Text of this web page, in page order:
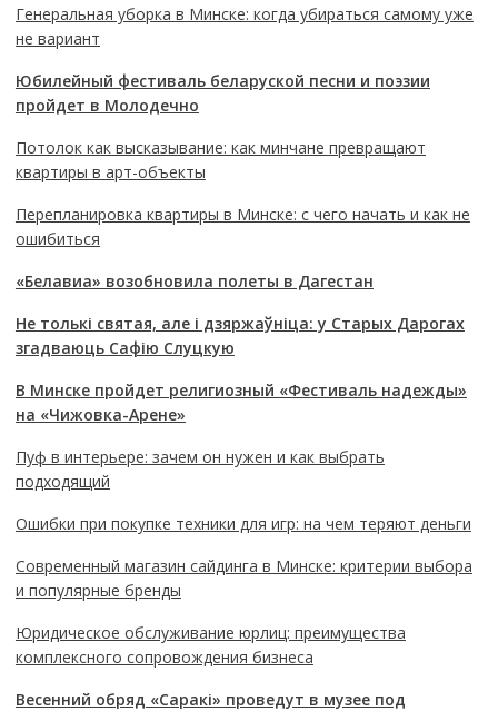
Генеральная уборка в Минске: когда убираться самому уже
не вариант
Юбилейный фестиваль беларуской песни и поэзии
пройдет в Молодечно
Потолок как высказывание: как минчане превращают
квартиры в арт-объекты
Перепланировка квартиры в Минске: с чего начать и как не
ошибиться
«Белавиа» возобновила полеты в Дагестан
Не толькі святая, але і дзяржаўніца: у Старых Дарогах
згадваюць Сафію Слуцкую
В Минске пройдет религиозный «Фестиваль надежды»
на «Чижовка-Арене»
Пуф в интерьере: зачем он нужен и как выбрать
подходящий
Ошибки при покупке техники для игр: на чем теряют деньги
Современный магазин сайдинга в Минске: критерии выбора
и популярные бренды
Юридическое обслуживание юрлиц: преимущества
комплексного сопровождения бизнеса
Весенний обряд «Саракі» проведут в музее под